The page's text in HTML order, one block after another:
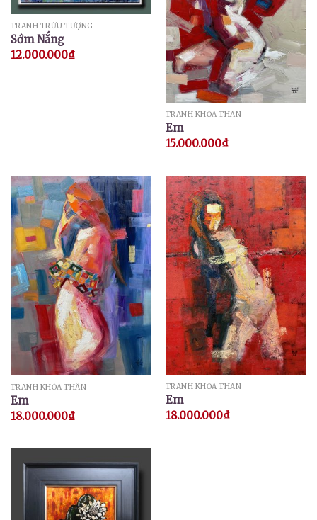
TRANH TRỪU TƯỢNG
Sớm Nắng
12.000.000₫
TRANH KHỎA THÂN
Em
15.000.000₫
TRANH KHỎA THÂN
Em
18.000.000₫
TRANH KHỎA THÂN
Em
18.000.000₫